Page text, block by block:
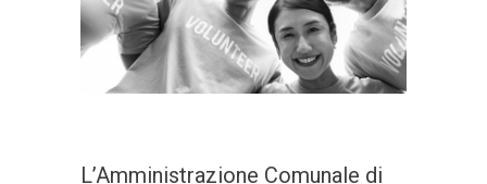
L’Amministrazione Comunale di